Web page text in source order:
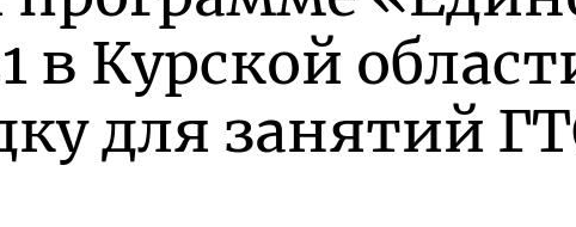
в Курской
для занятий